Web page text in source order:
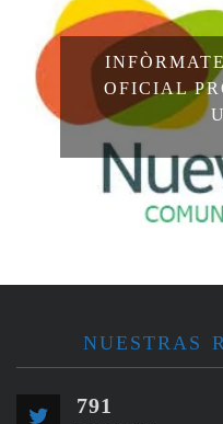
OFICIAL
NUESTRAS
791